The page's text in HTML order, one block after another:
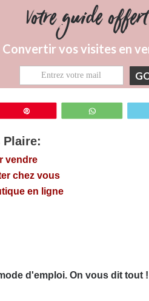
Votre guide offert
Convertir vos visites en
Plaire:
vendre
chez vous
en ligne
d'emploi. On vous dit tout !